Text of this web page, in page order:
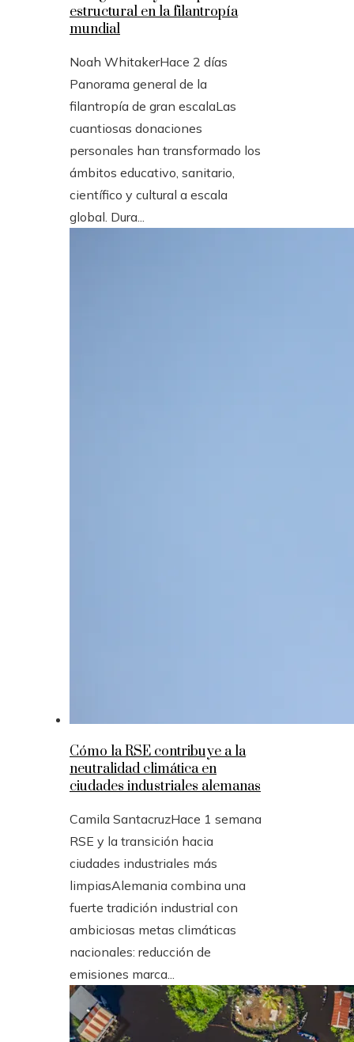
estructural en la filantropía
mundial
Noah WhitakerHace 2 días
Panorama general de la
filantropía de gran escalaLas
cuantiosas donaciones
personales han transformado los
ámbitos educativo, sanitario,
científico y cultural a escala
global. Dura...
Cómo la RSE contribuye a la
neutralidad climática en
ciudades industriales alemanas
Camila SantacruzHace 1 semana
RSE y la transición hacia
ciudades industriales más
limpiasAlemania combina una
fuerte tradición industrial con
ambiciosas metas climáticas
nacionales: reducción de
emisiones marca...